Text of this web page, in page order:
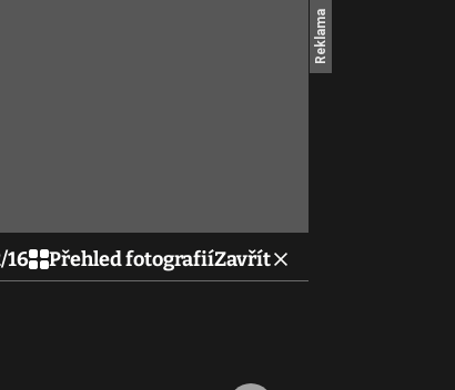
/16 Přehled fotografiíZavřít